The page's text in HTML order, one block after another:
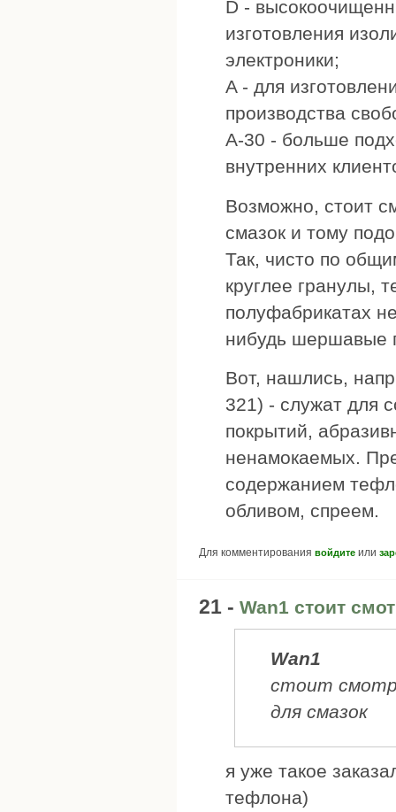
D -
изготовления
электроники;
A - для
производства
A-30 - больше
внутренних
Возможно, стоит
смазок и тому
Так, чисто по
круглее гранулы,
полуфабрикатах
нибудь шершавые
Вот, нашлись,
321) - служат для
покрытий,
ненамокаемых.
содержанием
обливом, спреем.
Для комментирования войдите или
21 - Wan1 стоит
Wan1
стоит
для смазок
я уже такое
тефлона)